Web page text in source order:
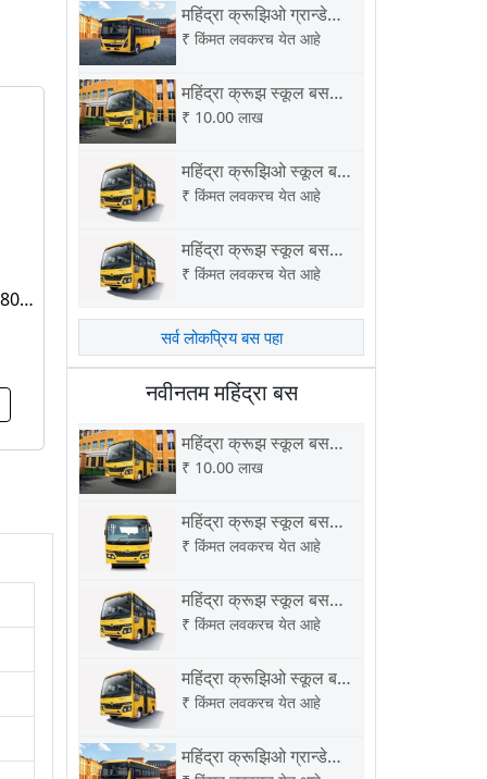
महिंद्रा क्रूझिओ ग्रान्डे
स्कूल बस 4440 बीएस6
₹ किंमत लवकरच येत आहे
महिंद्रा क्रूझ स्कूल बस
3800 बीएस6
₹ 10.00 लाख
महिंद्रा क्रूझिओ स्कूल बस
3370 बीएस6
₹ किंमत लवकरच येत आहे
महिंद्रा क्रूझ स्कूल बस
3100 बीएस6
₹ किंमत लवकरच येत आहे
सर्व लोकप्रिय बस पहा
नवीनतम महिंद्रा बस
महिंद्रा क्रूझ स्कूल बस
3800 बीएस6
₹ 10.00 लाख
महिंद्रा क्रूझ स्कूल बस
2750 बीएस6
₹ किंमत लवकरच येत आहे
महिंद्रा क्रूझ स्कूल बस
3100 बीएस6
₹ किंमत लवकरच येत आहे
महिंद्रा क्रूझिओ स्कूल बस
3370 बीएस6
₹ किंमत लवकरच येत आहे
महिंद्रा क्रूझिओ ग्रान्डे